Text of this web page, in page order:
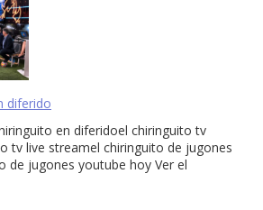
diferido
en diferidoel chiringuito tv
tv live streamel chiringuito de jugones
de jugones youtube hoy Ver el